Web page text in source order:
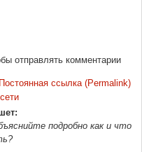
отправлять комментарии
Постоянная ссылка (Permalink)
подробно как и что